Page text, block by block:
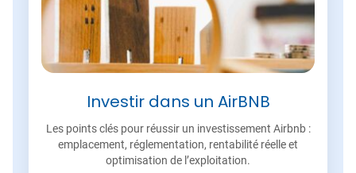
Investir dans un AirBNB
Les points clés pour réussir un investissement Airbnb :
emplacement, réglementation, rentabilité réelle et
optimisation de l’exploitation.